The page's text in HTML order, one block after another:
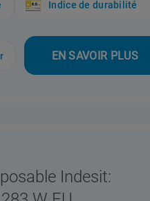
Indice de durabilité
EN SAVOIR PLUS
Indesit: